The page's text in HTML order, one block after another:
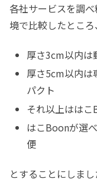
各社サービスを調
境で比較したところ、
厚さ3cm以内は
厚さ5cm以内は
パクト
それ以上はは
はこBoonが選
便
とすることにしまし